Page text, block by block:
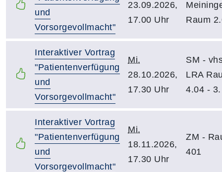
und
Vorsorgevollmacht"
23.09.2026,
17.00 Uhr
Raum
Interaktiver Vortrag
"Patientenverfügung
und
Vorsorgevollmacht"
Mi.
28.10.2026,
17.30 Uhr
SM -
LRA
4.04 -
Interaktiver Vortrag
"Patientenverfügung
und
Vorsorgevollmacht"
Mi.
18.11.2026,
17.30 Uhr
ZM -
401